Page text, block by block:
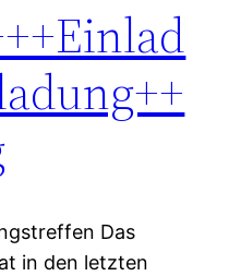
Das
in den letzten